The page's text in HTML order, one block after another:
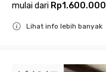
mulai dari Rp1.600.000
Lihat info lebih banyak